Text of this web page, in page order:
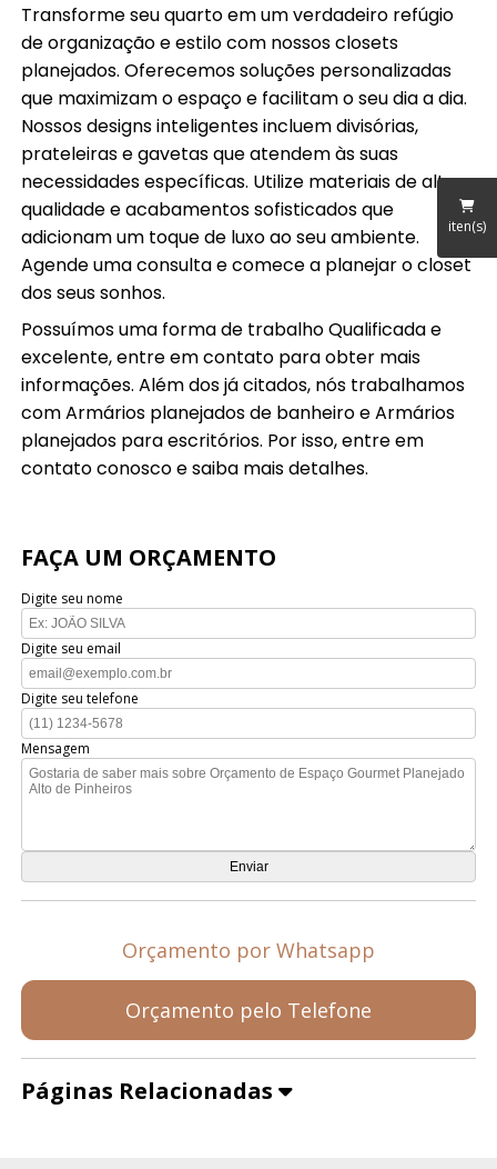
iten(s)
Transforme seu quarto em um verdadeiro refúgio
de organização e estilo com nossos closets
planejados. Oferecemos soluções personalizadas
que maximizam o espaço e facilitam o seu dia a dia.
Nossos designs inteligentes incluem divisórias,
prateleiras e gavetas que atendem às suas
necessidades específicas. Utilize materiais de alta
qualidade e acabamentos sofisticados que
adicionam um toque de luxo ao seu ambiente.
Agende uma consulta e comece a planejar o closet
dos seus sonhos.
Possuímos uma forma de trabalho Qualificada e
excelente, entre em contato para obter mais
informações. Além dos já citados, nós trabalhamos
com Armários planejados de banheiro e Armários
planejados para escritórios. Por isso, entre em
contato conosco e saiba mais detalhes.
FAÇA UM ORÇAMENTO
Digite seu nome
Digite seu email
Digite seu telefone
Mensagem
Orçamento por Whatsapp
Orçamento pelo Telefone
Páginas Relacionadas